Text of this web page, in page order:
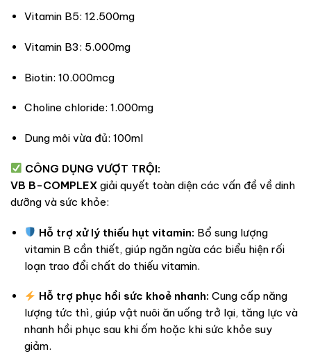
Vitamin B5: 12.500mg
Vitamin B3: 5.000mg
Biotin: 10.000mcg
Choline chloride: 1.000mg
Dung môi vừa đủ: 100ml
CÔNG DỤNG VƯỢT TRỘI:
VB B-COMPLEX giải quyết toàn diện các vấn đề về dinh
dưỡng và sức khỏe:
Hỗ trợ xử lý thiếu hụt vitamin: Bổ sung lượng
vitamin B cần thiết, giúp ngăn ngừa các biểu hiện rối
loạn trao đổi chất do thiếu vitamin.
Hỗ trợ phục hồi sức khoẻ nhanh: Cung cấp năng
lượng tức thì, giúp vật nuôi ăn uống trở lại, tăng lực và
nhanh hồi phục sau khi ốm hoặc khi sức khỏe suy
giảm.